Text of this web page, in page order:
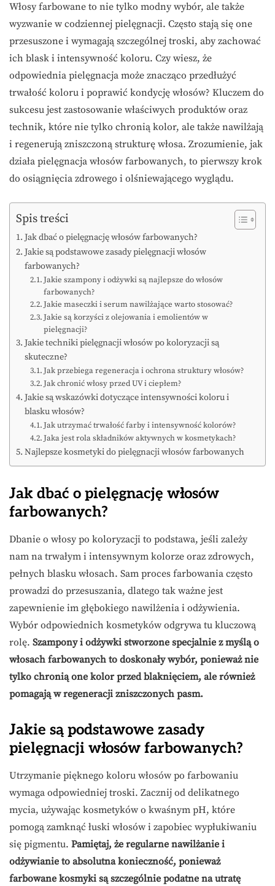
Włosy farbowane to nie tylko modny wybór, ale także
wyzwanie w codziennej pielęgnacji. Często stają się one
przesuszone i wymagają szczególnej troski, aby zachować
ich blask i intensywność koloru. Czy wiesz, że
odpowiednia pielęgnacja może znacząco przedłużyć
trwałość koloru i poprawić kondycję włosów? Kluczem do
sukcesu jest zastosowanie właściwych produktów oraz
technik, które nie tylko chronią kolor, ale także nawilżają
i regenerują zniszczoną strukturę włosa. Zrozumienie, jak
działa pielęgnacja włosów farbowanych, to pierwszy krok
do osiągnięcia zdrowego i olśniewającego wyglądu.
Spis treści
Jak dbać o pielęgnację włosów farbowanych?
Jakie są podstawowe zasady pielęgnacji włosów
farbowanych?
Jakie szampony i odżywki są najlepsze do włosów
farbowanych?
Jakie maseczki i serum nawilżające warto stosować?
Jakie są korzyści z olejowania i emolientów w
pielęgnacji?
Jakie techniki pielęgnacji włosów po koloryzacji są
skuteczne?
Jak przebiega regeneracja i ochrona struktury włosów?
Jak chronić włosy przed UV i ciepłem?
Jakie są wskazówki dotyczące intensywności koloru i
blasku włosów?
Jak utrzymać trwałość farby i intensywność kolorów?
Jaka jest rola składników aktywnych w kosmetykach?
Najlepsze kosmetyki do pielęgnacji włosów farbowanych
Jak dbać o pielęgnację włosów
farbowanych?
Dbanie o włosy po koloryzacji to podstawa, jeśli zależy
nam na trwałym i intensywnym kolorze oraz zdrowych,
pełnych blasku włosach. Sam proces farbowania często
prowadzi do przesuszania, dlatego tak ważne jest
zapewnienie im głębokiego nawilżenia i odżywienia.
Wybór odpowiednich kosmetyków odgrywa tu kluczową
rolę. Szampony i odżywki stworzone specjalnie z myślą o
włosach farbowanych to doskonały wybór, ponieważ nie
tylko chronią one kolor przed blaknięciem, ale również
pomagają w regeneracji zniszczonych pasm.
Jakie są podstawowe zasady
pielęgnacji włosów farbowanych?
Utrzymanie pięknego koloru włosów po farbowaniu
wymaga odpowiedniej troski. Zacznij od delikatnego
mycia, używając kosmetyków o kwaśnym pH, które
pomogą zamknąć łuski włosów i zapobiec wypłukiwaniu
się pigmentu. Pamiętaj, że regularne nawilżanie i
odżywianie to absolutna konieczność, ponieważ
farbowane kosmyki są szczególnie podatne na utratę